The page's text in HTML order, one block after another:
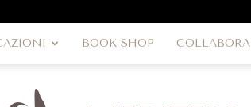
BOOK SHOP COLLABORA